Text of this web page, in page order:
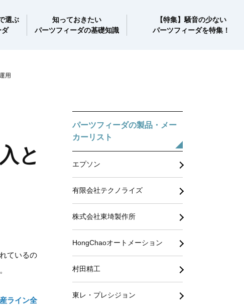
選ぶ
ダ
知っておきたい
パーツフィーダの基礎知識
【特集】騒音の少ない
パーツフィーダを特集！
用
と
ているの
ライン全
パーツフィーダの製品・メー
カーリスト
エプソン
有限会社テクノライズ
株式会社東埼製作所
HongChaoオートメーション
村田精工
東レ・プレシジョン